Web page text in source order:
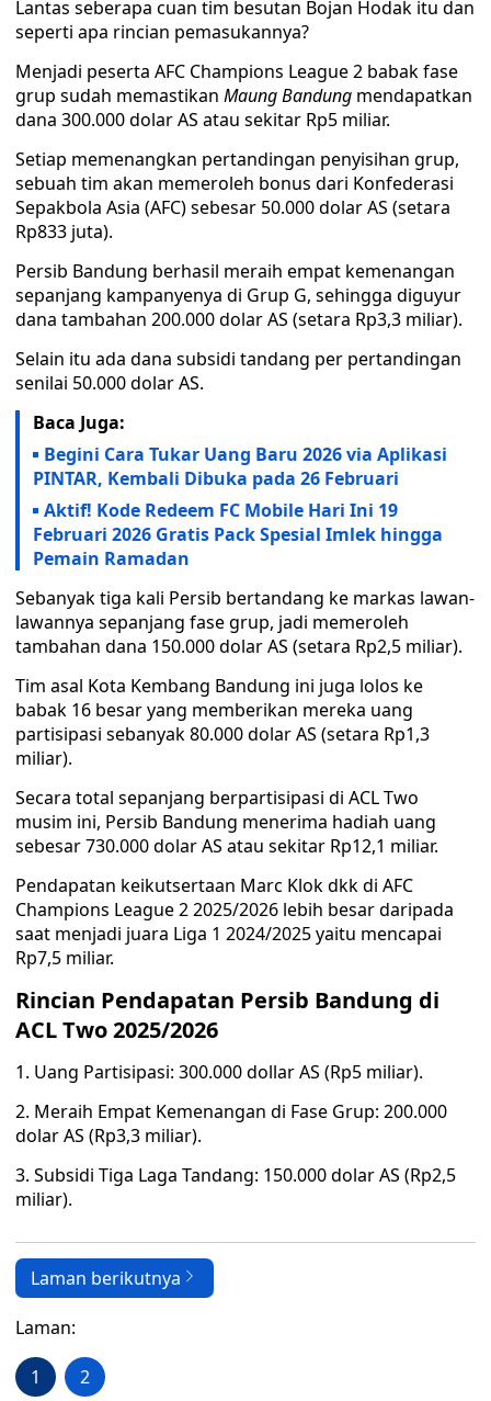
Lantas seberapa cuan tim besutan Bojan Hodak itu dan
seperti apa rincian pemasukannya?
Menjadi peserta AFC Champions League 2 babak fase
grup sudah memastikan Maung Bandung mendapatkan
dana 300.000 dolar AS atau sekitar Rp5 miliar.
Setiap memenangkan pertandingan penyisihan grup,
sebuah tim akan memeroleh bonus dari Konfederasi
Sepakbola Asia (AFC) sebesar 50.000 dolar AS (setara
Rp833 juta).
Persib Bandung berhasil meraih empat kemenangan
sepanjang kampanyenya di Grup G, sehingga diguyur
dana tambahan 200.000 dolar AS (setara Rp3,3 miliar).
Selain itu ada dana subsidi tandang per pertandingan
senilai 50.000 dolar AS.
Baca Juga:
Begini Cara Tukar Uang Baru 2026 via Aplikasi
PINTAR, Kembali Dibuka pada 26 Februari
Aktif! Kode Redeem FC Mobile Hari Ini 19
Februari 2026 Gratis Pack Spesial Imlek hingga
Pemain Ramadan
Sebanyak tiga kali Persib bertandang ke markas lawan-
lawannya sepanjang fase grup, jadi memeroleh
tambahan dana 150.000 dolar AS (setara Rp2,5 miliar).
Tim asal Kota Kembang Bandung ini juga lolos ke
babak 16 besar yang memberikan mereka uang
partisipasi sebanyak 80.000 dolar AS (setara Rp1,3
miliar).
Secara total sepanjang berpartisipasi di ACL Two
musim ini, Persib Bandung menerima hadiah uang
sebesar 730.000 dolar AS atau sekitar Rp12,1 miliar.
Pendapatan keikutsertaan Marc Klok dkk di AFC
Champions League 2 2025/2026 lebih besar daripada
saat menjadi juara Liga 1 2024/2025 yaitu mencapai
Rp7,5 miliar.
Rincian Pendapatan Persib Bandung di
ACL Two 2025/2026
1. Uang Partisipasi: 300.000 dollar AS (Rp5 miliar).
2. Meraih Empat Kemenangan di Fase Grup: 200.000
dolar AS (Rp3,3 miliar).
3. Subsidi Tiga Laga Tandang: 150.000 dolar AS (Rp2,5
miliar).
Laman berikutnya
Laman:
1 2